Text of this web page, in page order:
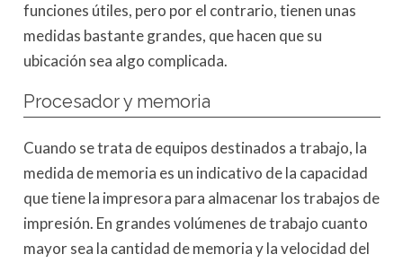
funciones útiles, pero por el contrario, tienen unas
medidas bastante grandes, que hacen que su
ubicación sea algo complicada.
Procesador y memoria
Cuando se trata de equipos destinados a trabajo, la
medida de memoria es un indicativo de la capacidad
que tiene la impresora para almacenar los trabajos de
impresión. En grandes volúmenes de trabajo cuanto
mayor sea la cantidad de memoria y la velocidad del